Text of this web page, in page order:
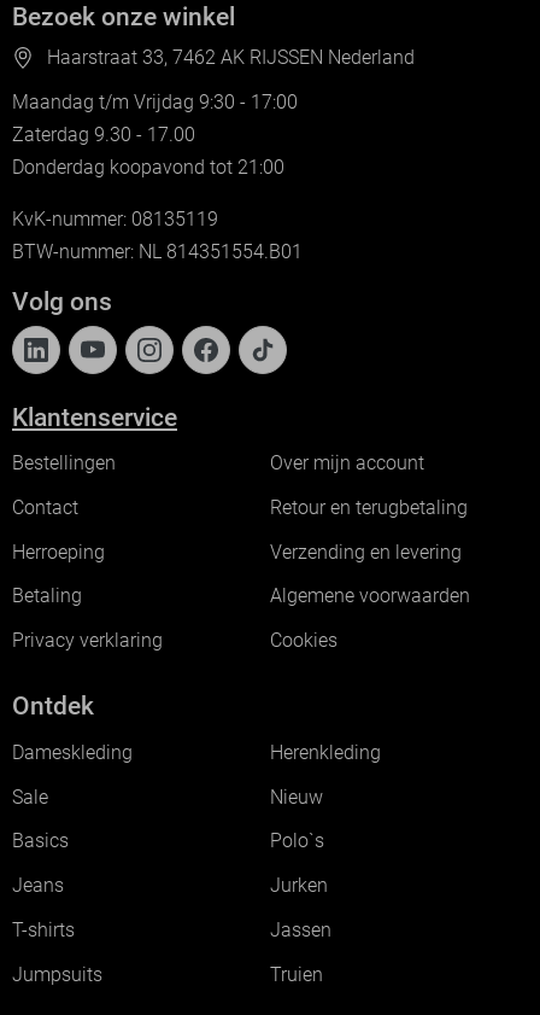
Bezoek onze winkel
Haarstraat 33, 7462 AK RIJSSEN Nederland
Maandag t/m Vrijdag 9:30 - 17:00
Zaterdag 9.30 - 17.00
Donderdag koopavond tot 21:00
KvK-nummer: 08135119
BTW-nummer: NL 814351554.B01
Volg ons
Klantenservice
Bestellingen
Over mijn account
Contact
Retour en terugbetaling
Herroeping
Verzending en levering
Betaling
Algemene voorwaarden
Privacy verklaring
Cookies
Ontdek
Dameskleding
Herenkleding
Sale
Nieuw
Basics
Polo`s
Jeans
Jurken
T-shirts
Jassen
Jumpsuits
Truien